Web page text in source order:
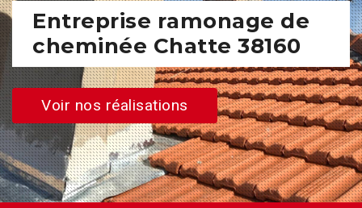
Entreprise ramonage de
cheminée Chatte 38160
Voir nos réalisations